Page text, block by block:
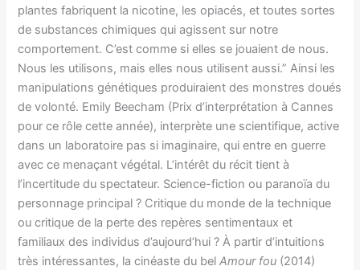
plantes fabriquent la nicotine, les opiacés, et toutes sortes
de substances chimiques qui agissent sur notre
comportement. C’est comme si elles se jouaient de nous.
Nous les utilisons, mais elles nous utilisent aussi.” Ainsi les
manipulations génétiques produiraient des monstres doués
de volonté. Emily Beecham (Prix d’interprétation à Cannes
pour ce rôle cette année), interprète une scientifique, active
dans un laboratoire pas si imaginaire, qui entre en guerre
avec ce menaçant végétal. L’intérêt du récit tient à
l’incertitude du spectateur. Science-fiction ou paranoïa du
personnage principal ? Critique du monde de la technique
ou critique de la perte des repères sentimentaux et
familiaux des individus d’aujourd’hui ? À partir d’intuitions
très intéressantes, la cinéaste du belAmour fou (2014)